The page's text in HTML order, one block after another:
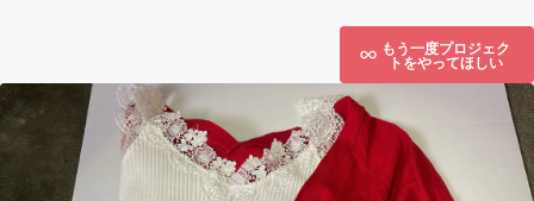
もう一度プロジェク
トをやってほしい